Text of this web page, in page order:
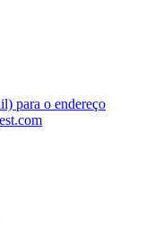
para o endereço